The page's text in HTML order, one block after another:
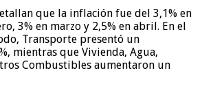
que la inflación fue del 3,1% en
3% en marzo y 2,5% en abril. En el
Transporte presentó un
mientras que Vivienda, Agua,
Combustibles aumentaron un